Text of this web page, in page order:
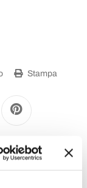
Stampa